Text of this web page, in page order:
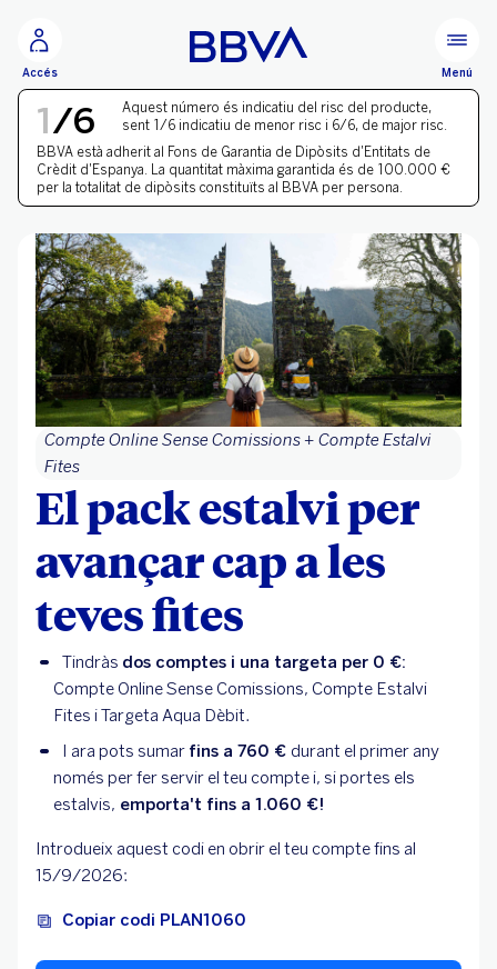
Accés Menú
1/6 NIVELL DE RISC 1 DE 6
Aquest número és indicatiu del risc del producte,
sent 1/6 indicatiu de menor risc i 6/6, de major risc.
BBVA està adherit al
Fons de Garantia de Dipòsits d'Entitats de
Crèdit d'Espanya. La quantitat màxima garantida és de 100.000 €
per la totalitat de dipòsits constituïts al BBVA per persona.
Compte Online Sense Comissions + Compte Estalvi
Fites
El pack estalvi per
avançar cap a les
teves fites
Tindràs dos comptes i una targeta per 0 €:
Compte Online Sense Comissions, Compte Estalvi
Fites i Targeta Aqua Dèbit.
I ara pots sumar fins a 760 € durant el primer any
només per fer servir el teu compte i, si portes els
estalvis, emporta't fins a 1.060 €!
Introdueix aquest codi en obrir el teu compte fins al
15/9/2026:
Copiar codi PLAN1060